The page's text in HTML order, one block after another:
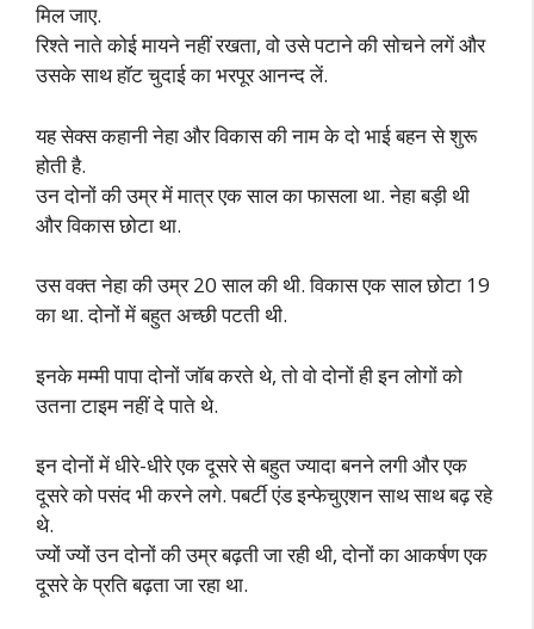
मिल जाए.
रिश्ते नाते कोई मायने नहीं रखता, वो उसे पटाने की सोचने लगें और
उसके साथ हॉट चुदाई का भरपूर आनन्द लें.
यह सेक्स कहानी नेहा और विकास की नाम के दो भाई बहन से शुरू
होती है.
उन दोनों की उम्र में मात्र एक साल का फासला था. नेहा बड़ी थी
और विकास छोटा था.
उस वक्त नेहा की उम्र 20 साल की थी. विकास एक साल छोटा 19
का था. दोनों में बहुत अच्छी पटती थी.
इनके मम्मी पापा दोनों जॉब करते थे, तो वो दोनों ही इन लोगों को
उतना टाइम नहीं दे पाते थे.
इन दोनों में धीरे-धीरे एक दूसरे से बहुत ज्यादा बनने लगी और एक
दूसरे को पसंद भी करने लगे. पबर्टी एंड इन्फेचुएशन साथ साथ बढ़ रहे
थे.
ज्यों ज्यों उन दोनों की उम्र बढ़ती जा रही थी, दोनों का आकर्षण एक
दूसरे के प्रति बढ़ता जा रहा था.